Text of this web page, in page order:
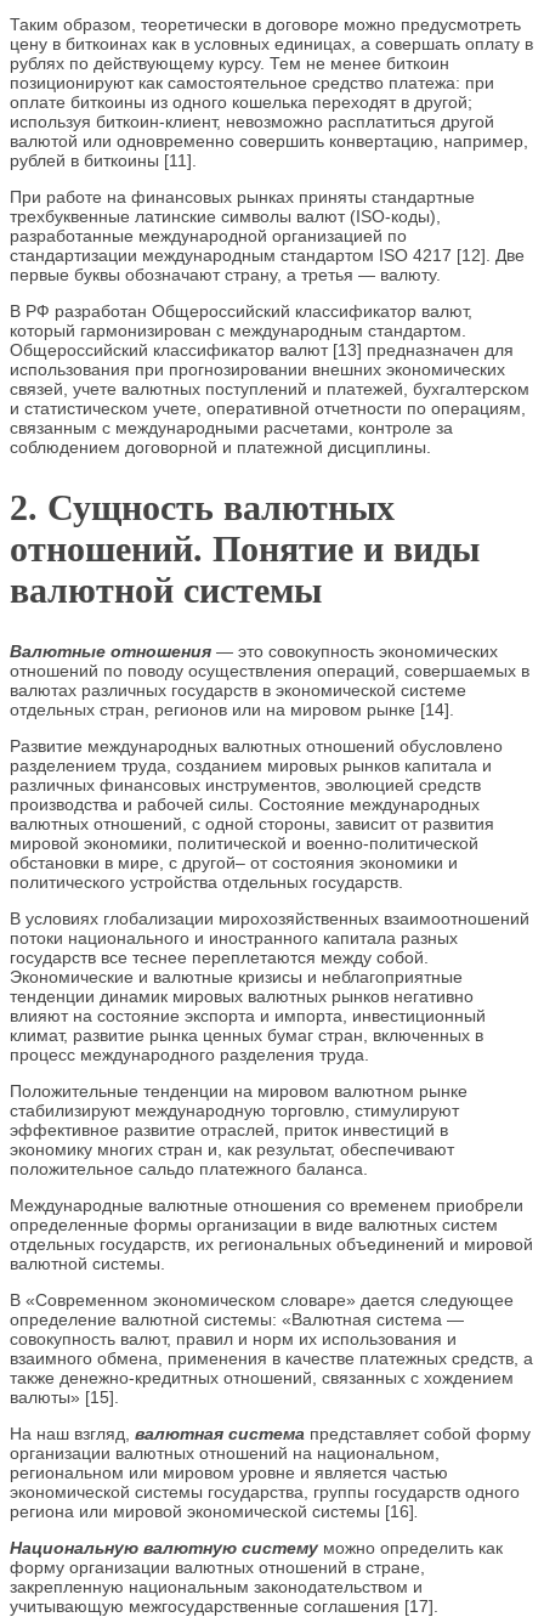
Таким образом, теоретически в договоре можно предусмотреть
цену в биткоинах как в условных единицах, а совершать оплату в
рублях по действующему курсу. Тем не менее биткоин
позиционируют как самостоятельное средство платежа: при
оплате биткоины из одного кошелька переходят в другой;
используя биткоин-клиент, невозможно расплатиться другой
валютой или одновременно совершить конвертацию, например,
рублей в биткоины [11].
При работе на финансовых рынках приняты стандартные
трехбуквенные латинские символы валют (ISO-коды),
разработанные международной организацией по
стандартизации международным стандартом ISO 4217 [12]. Две
первые буквы обозначают страну, а третья — валюту.
В РФ разработан Общероссийский классификатор валют,
который гармонизирован с международным стандартом.
Общероссийский классификатор валют [13] предназначен для
использования при прогнозировании внешних экономических
связей, учете валютных поступлений и платежей, бухгалтерском
и статистическом учете, оперативной отчетности по операциям,
связанным с международными расчетами, контроле за
соблюдением договорной и платежной дисциплины.
2. Сущность валютных
отношений. Понятие и виды
валютной системы
Валютные отношения — это совокупность экономических
отношений по поводу осуществления операций, совершаемых в
валютах различных государств в экономической системе
отдельных стран, регионов или на мировом рынке [14].
Развитие международных валютных отношений обусловлено
разделением труда, созданием мировых рынков капитала и
различных финансовых инструментов, эволюцией средств
производства и рабочей силы. Состояние международных
валютных отношений, с одной стороны, зависит от развития
мировой экономики, политической и военно-политической
обстановки в мире, с другой– от состояния экономики и
политического устройства отдельных государств.
В условиях глобализации мирохозяйственных взаимоотношений
потоки национального и иностранного капитала разных
государств все теснее переплетаются между собой.
Экономические и валютные кризисы и неблагоприятные
тенденции динамик мировых валютных рынков негативно
влияют на состояние экспорта и импорта, инвестиционный
климат, развитие рынка ценных бумаг стран, включенных в
процесс международного разделения труда.
Положительные тенденции на мировом валютном рынке
стабилизируют международную торговлю, стимулируют
эффективное развитие отраслей, приток инвестиций в
экономику многих стран и, как результат, обеспечивают
положительное сальдо платежного баланса.
Международные валютные отношения со временем приобрели
определенные формы организации в виде валютных систем
отдельных государств, их региональных объединений и мировой
валютной системы.
В «Современном экономическом словаре» дается следующее
определение валютной системы: «Валютная система —
совокупность валют, правил и норм их использования и
взаимного обмена, применения в качестве платежных средств, а
также денежно-кредитных отношений, связанных с хождением
валюты» [15].
На наш взгляд, валютная система представляет собой форму
организации валютных отношений на национальном,
региональном или мировом уровне и является частью
экономической системы государства, группы государств одного
региона или мировой экономической системы [16]
Национальную валютную систему можно определить как
форму организации валютных отношений в стране,
закрепленную национальным законодательством и
учитывающую межгосударственные соглашения [17].